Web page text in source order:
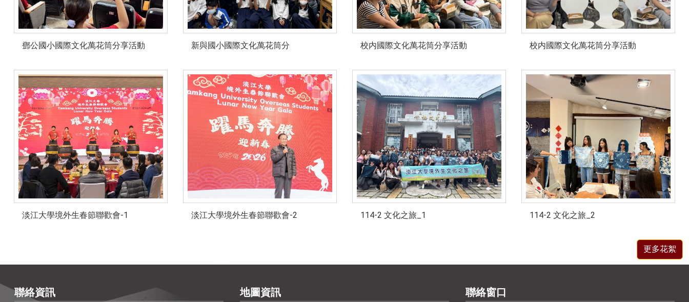
鄧公國小國際文化萬花筒分享活動 新與國小國際文化萬花筒分 校内國際文化萬花筒分享活動 校内國際文化萬花筒分享活動
淡江大學境外生春節聯歡會-1 淡江大學境外生春節聯歡會-2 114-2 文化之旅_1 114-2 文化之旅_2
更多花絮
聯絡資訊 地圖資訊 聯絡窗口